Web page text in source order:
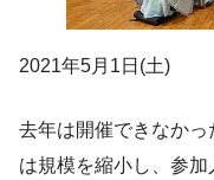
2021年5月1日(土)
去年は開催できなか
は規模を縮小し、参